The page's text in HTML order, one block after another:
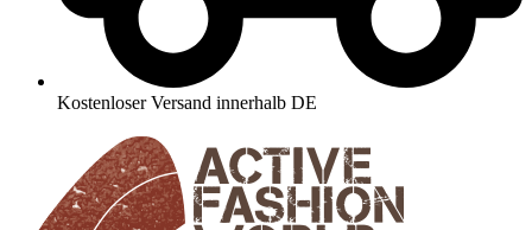
Kostenloser Versand innerhalb DE